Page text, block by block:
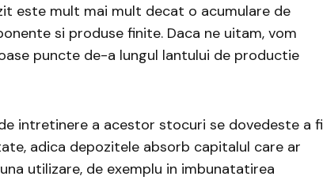
este mult mai mult decat o acumulare de
si produse finite. Daca ne uitam, vom
puncte de-a lungul lantului de productie
intretinere a acestor stocuri se dovedeste a fi
adica depozitele absorb capitalul care ar
utilizare, de exemplu in imbunatatirea